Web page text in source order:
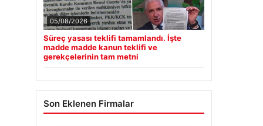
05/08/2026
Süreç yasası teklifi tamamlandı. İşte
madde madde kanun teklifi ve
gerekçelerinin tam metni
Son Eklenen Firmalar